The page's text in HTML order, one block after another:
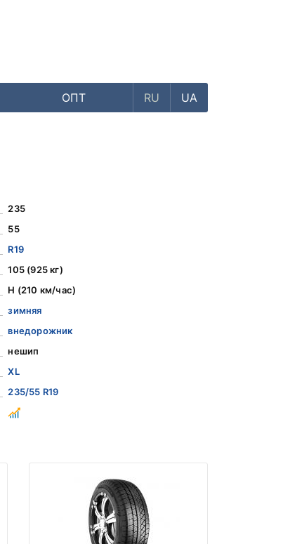
ОПТ RU UA
235
55
R19
105 (925 кг)
H (210 км/час)
зимняя
внедорожник
нешип
XL
235/55 R19